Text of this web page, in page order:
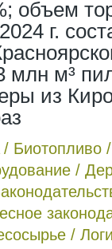
объем
г.
млн м³
из
/ Биотопливо
/
/